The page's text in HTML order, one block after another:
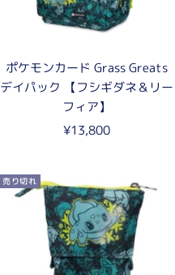
ポケモンカード Grass Greats
デイパック 【フシギダネ＆リー
フィア】
セ
価
格
¥13,800
売り切れ